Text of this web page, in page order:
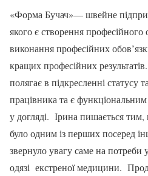
«Форма Бучач»— швейне
якого є створення
виконання професійних
кращих професійних
полягає в підкресленні статусу
працівника та є
у догляді. Ірина пишається тим,
було одним із перших посеред
звернуло увагу саме на потреби
одязі екстреної медицини.